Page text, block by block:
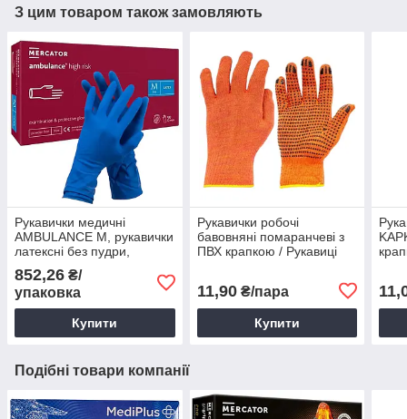
З цим товаром також замовляють
Рукавички медичні
AMBULANCE M, рукавички
латексні без пудри,
прибирання латексні
852,26 ₴/
упаковка
Купити
Рукавички робочі
бавовняні помаранчеві з
ПВХ крапкою / Рукавиці
11,90₴/пара
Купити
Подібні товари компанії